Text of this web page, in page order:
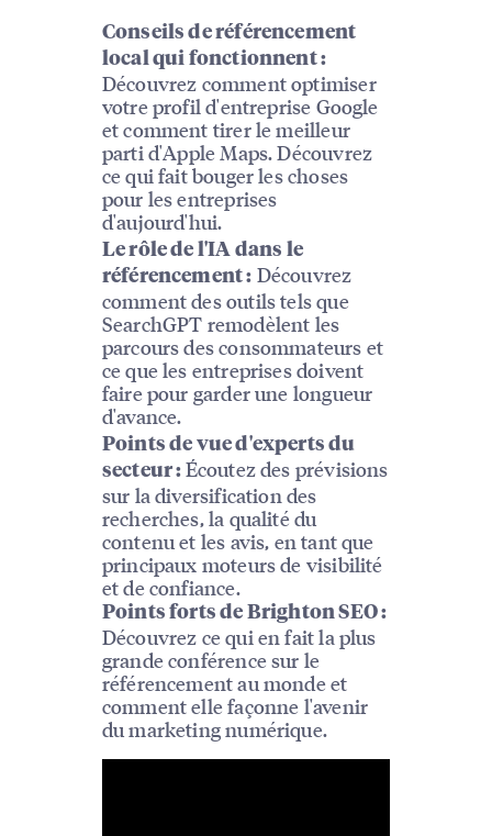
Conseils de référencement
local qui fonctionnent :
Découvrez comment optimiser
votre profil d'entreprise Google
et comment tirer le meilleur
parti d'Apple Maps. Découvrez
ce qui fait bouger les choses
pour les entreprises
d'aujourd'hui.
Le rôle de l'IA dans le
référencement : Découvrez
comment des outils tels que
SearchGPT remodèlent les
parcours des consommateurs et
ce que les entreprises doivent
faire pour garder une longueur
d'avance.
Points de vue d'experts du
secteur : Écoutez des prévisions
sur la diversification des
recherches, la qualité du
contenu et les avis, en tant que
principaux moteurs de visibilité
et de confiance.
Points forts de Brighton SEO :
Découvrez ce qui en fait la plus
grande conférence sur le
référencement au monde et
comment elle façonne l'avenir
du marketing numérique.